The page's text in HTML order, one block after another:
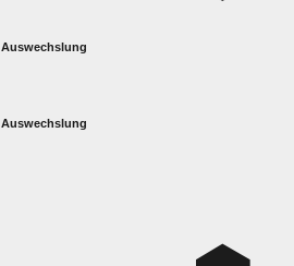
Auswechslung
Auswechslung